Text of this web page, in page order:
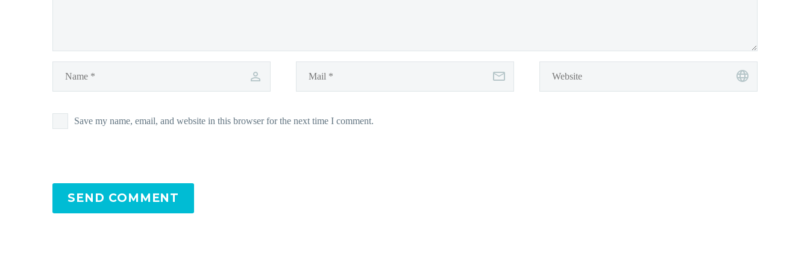
Save my name, email, and website in this browser for the next time I comment.
SEND COMMENT